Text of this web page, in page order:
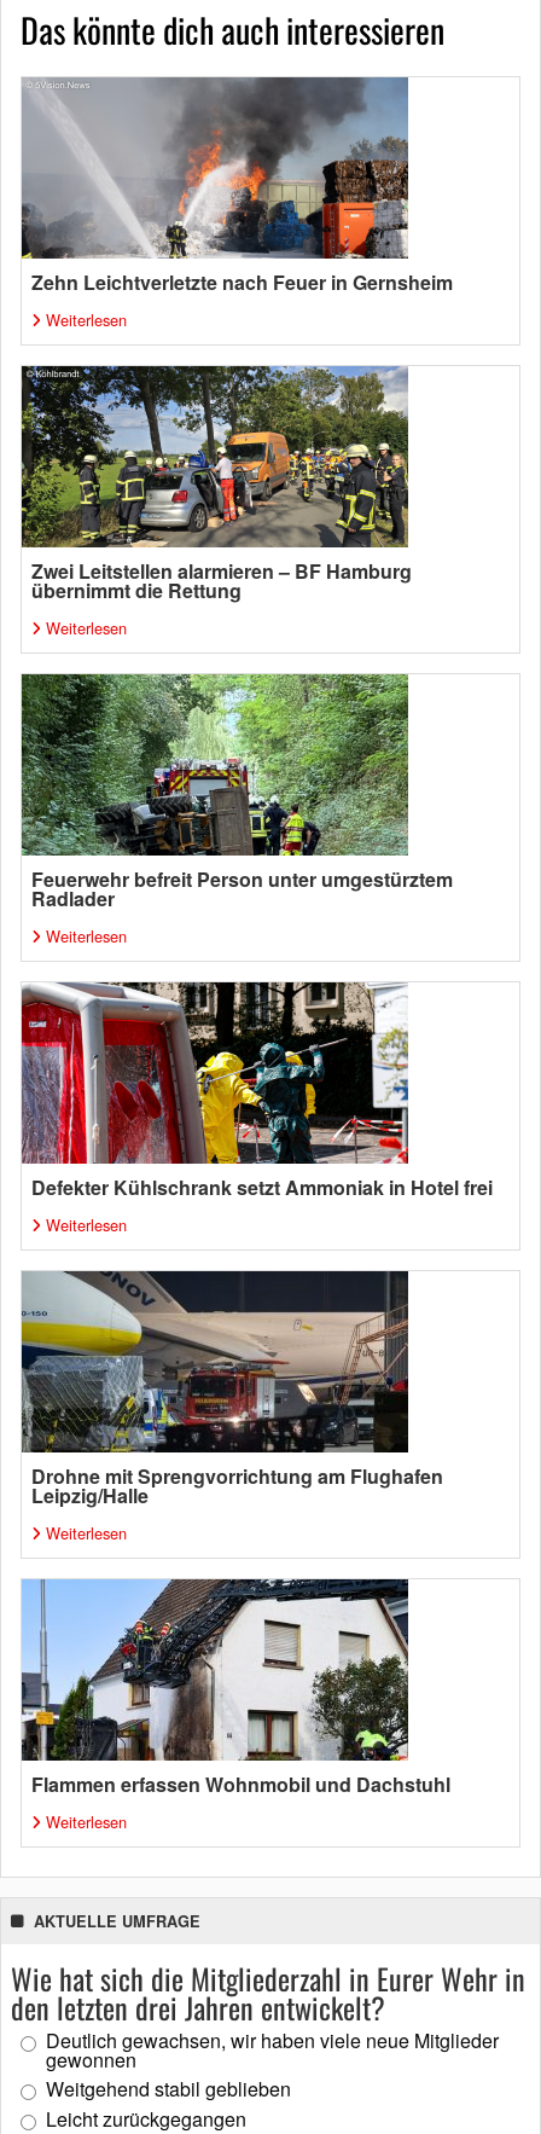
Das könnte dich auch interessieren
Zehn Leichtverletzte nach Feuer in Gernsheim
Weiterlesen
Zwei Leitstellen alarmieren – BF Hamburg
übernimmt die Rettung
Weiterlesen
Feuerwehr befreit Person unter umgestürztem
Radlader
Weiterlesen
Defekter Kühlschrank setzt Ammoniak in Hotel frei
Weiterlesen
Drohne mit Sprengvorrichtung am Flughafen
Leipzig/Halle
Weiterlesen
Flammen erfassen Wohnmobil und Dachstuhl
Weiterlesen
AKTUELLE UMFRAGE
Wie hat sich die Mitgliederzahl in Eurer Wehr in
den letzten drei Jahren entwickelt?
Deutlich gewachsen, wir haben viele neue Mitglieder
gewonnen
Weitgehend stabil geblieben
Leicht zurückgegangen